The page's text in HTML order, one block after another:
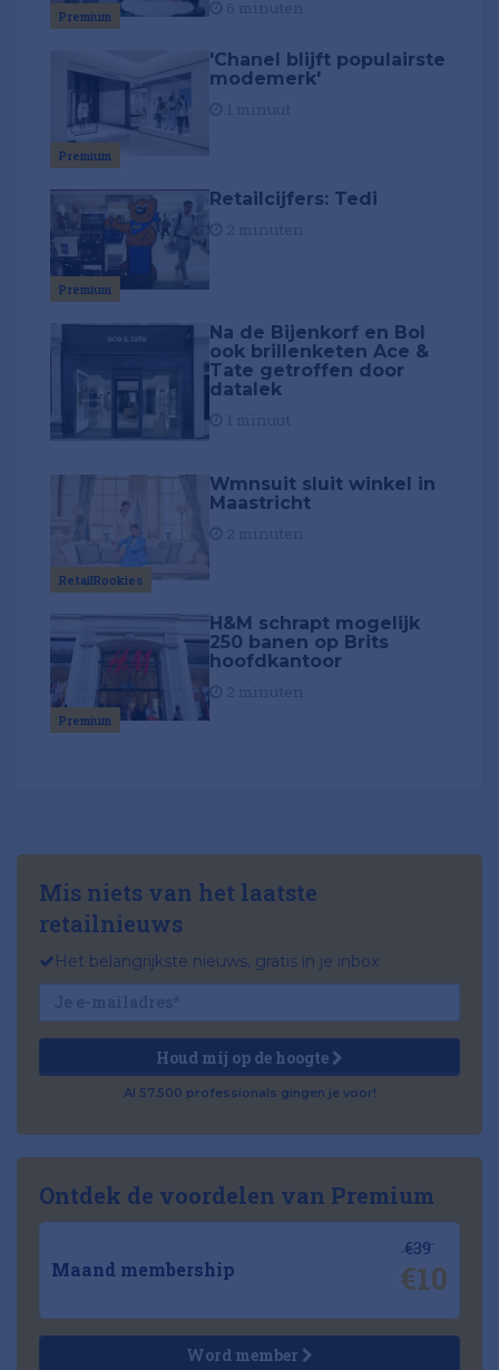
Premium
Premium
'Chanel blijft populairste
modemerk'
Premium
Retailcijfers: Tedi
Na de Bijenkorf en Bol
ook brillenketen Ace &
Tate getroffen door
datalek
RetailRookies
Wmnsuit sluit winkel in
Maastricht
Premium
H&M schrapt mogelijk
250 banen op Brits
hoofdkantoor
Mis niets van het laatste
retailnieuws
Het belangrijkste nieuws, gratis in je inbox
Houd mij op de hoogte
Al 57.500 professionals gingen je voor!
Ontdek de voordelen van Premium
Maand membership
€39
€10
Word member